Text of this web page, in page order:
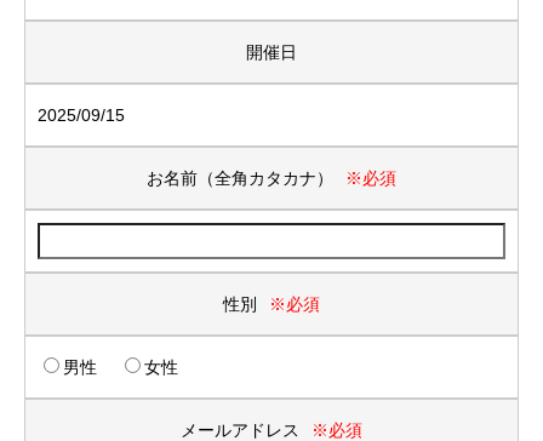
開催日
2025/09/15
お名前（全角カタカナ） ※必須
性別 ※必須
男性 女性
メールアドレス ※必須